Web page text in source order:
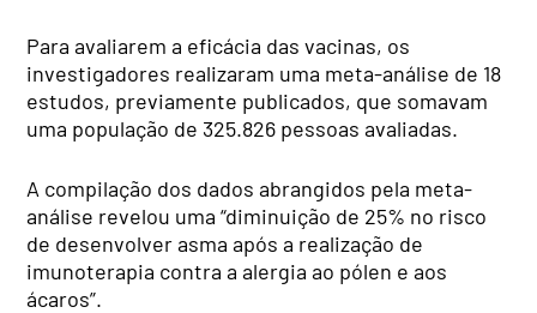
Para avaliarem a eficácia das vacinas, os
investigadores realizaram uma meta-análise de 18
estudos, previamente publicados, que somavam
uma população de 325.826 pessoas avaliadas.
A compilação dos dados abrangidos pela meta-
análise revelou uma “diminuição de 25% no risco
de desenvolver asma após a realização de
imunoterapia contra a alergia ao pólen e aos
ácaros”.